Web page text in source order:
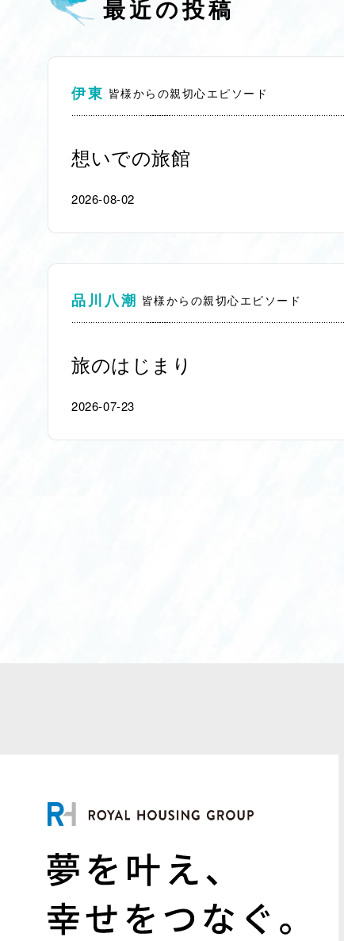
最近の投稿
伊東 皆様からの親切心エピソード
想いでの旅館
2026-08-02
品川八潮 皆様からの親切心エピソード
旅のはじまり
2026-07-23